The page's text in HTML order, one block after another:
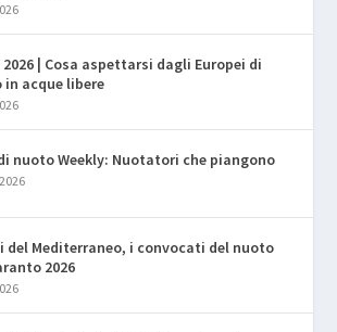
2026 | Cosa aspettarsi dagli Europei di
in acque libere
nuoto Weekly: Nuotatori che piangono
del Mediterraneo, i convocati del nuoto
2026